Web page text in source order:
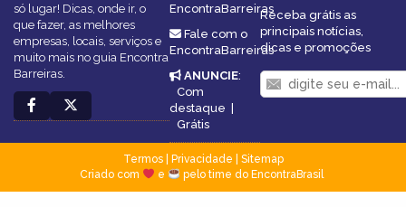
só lugar! Dicas, onde ir, o
que fazer, as melhores
empresas, locais, serviços e
muito mais no guia Encontra
Barreiras.
EncontraBarreiras
Fale com o
EncontraBarreiras
ANUNCIE:
Com
destaque |
Grátis
Receba grátis as
principais notícias,
dicas e promoções
Termos| Privacidade
Sitemap
Criado com
e pelo time do EncontraBrasil